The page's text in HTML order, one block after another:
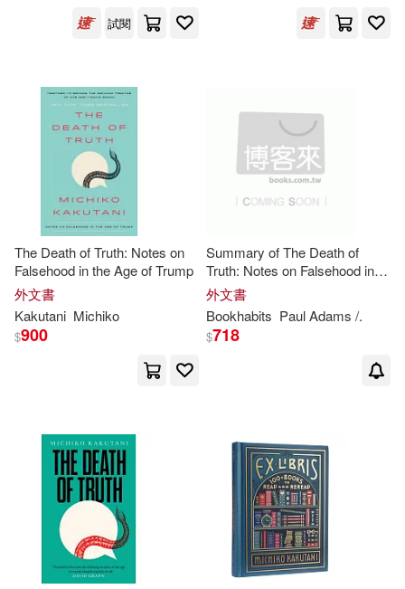
Paul Adams /.(1)
出版社 (可複選)
Ingram(6)
HARPERCOLLINS PUBLISHERS
配送方式
可海外宅配(7)
可新加坡店取(7)
可菲律賓店取(7)
試閱
The Death of Truth: Notes on
Falsehood in the Age of Trump
外文書
Kakutani Michiko
$900
Summary of The Death of
Truth: Notes on Falsehood in
the Age of Trump by
Kakutani
Starters
外文書
Bookhabits Paul Adams /.
$718